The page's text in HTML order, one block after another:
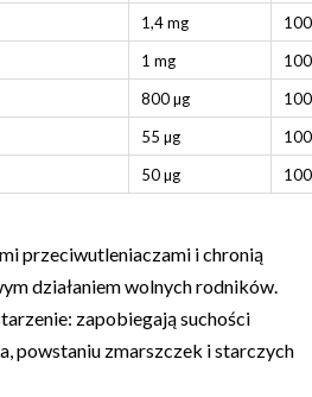
1,4 mg
1 mg
800 µg
55 µg
50 µg
przeciwutleniaczami i chronią
działaniem wolnych rodników.
zapobiegają suchości
powstaniu zmarszczek i starczych